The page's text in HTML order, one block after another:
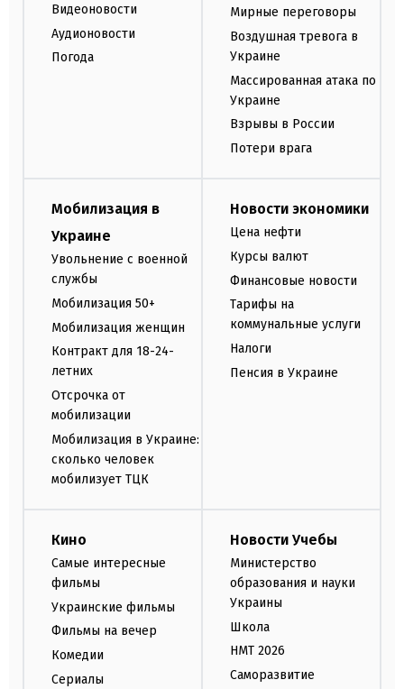
Видеоновости
Аудионовости
Погода
Мирные переговоры
Воздушная тревога в
Украине
Массированная атака по
Украине
Взрывы в России
Потери врага
Мобилизация в
Украине
Увольнение с военной
службы
Мобилизация 50+
Мобилизация женщин
Контракт для 18-24-
летних
Отсрочка от
мобилизации
Мобилизация в Украине:
сколько человек
мобилизует ТЦК
Новости экономики
Цена нефти
Курсы валют
Финансовые новости
Тарифы на
коммунальные услуги
Налоги
Пенсия в Украине
Кино
Самые интересные
фильмы
Украинские фильмы
Фильмы на вечер
Комедии
Сериалы
Новости Учебы
Министерство
образования и науки
Украины
Школа
НМТ 2026
Саморазвитие